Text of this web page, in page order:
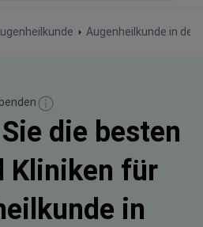
Augenheilkunde in der
die besten
Kliniken für
in